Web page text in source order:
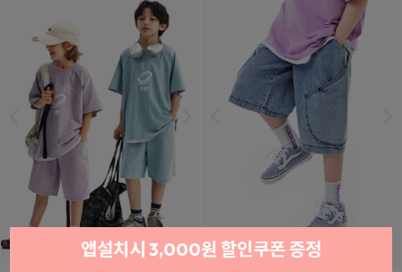
앱설치시 3,000원 할인쿠폰 증정